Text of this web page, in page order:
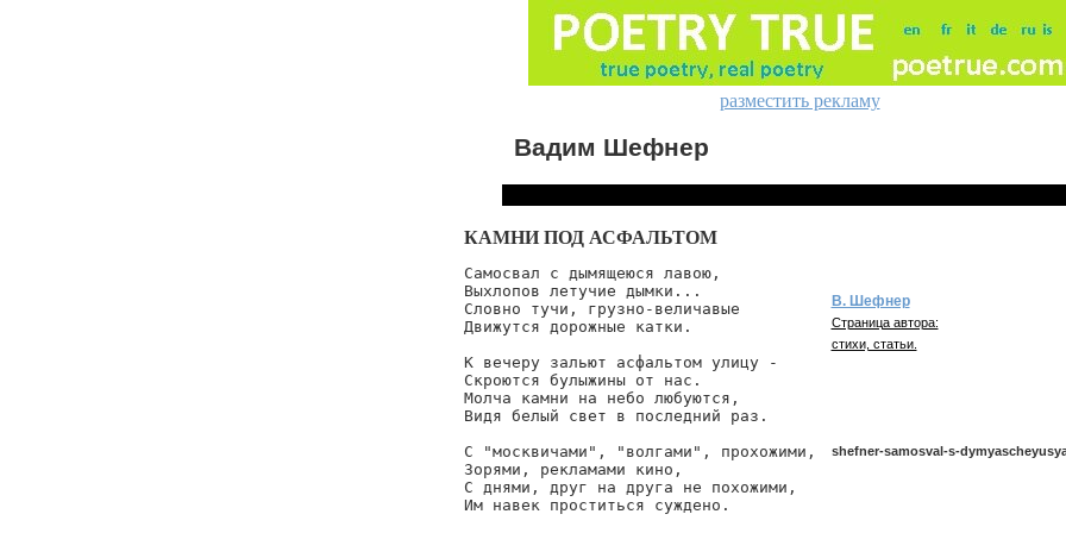
разместить рекламу
Вадим Шефнер
КАМНИ ПОД АСФАЛЬТОМ
Самосвал с дымящеюся лавою,
Выхлопов летучие дымки...
Словно тучи, грузно-величавые
Движутся дорожные катки.
К вечеру зальют асфальтом улицу -
Скроются булыжины от нас.
Молча камни на небо любуются,
Видя белый свет в последний раз.
С "москвичами", "волгами", прохожими,
Зорями, рекламами кино,
С днями, друг на друга не похожими,
Им навек проститься суждено.
В. Шефнер
Страница автора:
стихи, статьи.
shefner-samosval-s-